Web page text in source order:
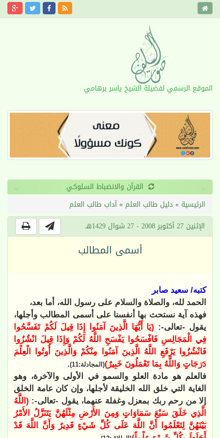
الموقع الرسمي لفضيلة الشيخ ياسر برهامي
القرآن والانضباط السلوكي ‹
›
الرئيسية »دليل طالب العلم »آداب طالب العلم
الإثنين 27 أكتوبر 2008 - 27 شوال 1429هـ
أسمى المطالب
كتبه/ سعيد صابر
الحمد لله، والصلاة والسلام على رسول الله، أما بعد،
فهذه آية نستحث بها أنفسنا على أسمى المطالب وأجلها،
يقول -تعالى-: (يَا أَيُّهَا الَّذِينَ آمَنُوا إِذَا قِيلَ لَكُمْ تَفَسَّحُوا
فِي الْمَجَالِسِ فَافْسَحُوا يَفْسَحِ اللَّهُ لَكُمْ وَإِذَا قِيلَ انْشُزُوا
فَانْشُزُوا يَرْفَعِ اللَّهُ الَّذِينَ آمَنُوا مِنْكُمْ وَالَّذِينَ أُوتُوا الْعِلْمَ
دَرَجَاتٍ وَاللَّهُ بِمَا تَعْمَلُونَ خَبِيرٌ)(المجادلة:11)
.
فالعلم هو مادة العلو والسمو في الأولى والآخرة، وهو
الغاية التي خلق الله الخليقة لأجلها، وإن كان عامة الخلق
إلا من رحم ربك بمعزل وغفلة عنهما، يقول -تعالى-: (اللَّهُ
الَّذِي خَلَقَ سَبْعَ سَمَاوَاتٍ وَمِنَ الأَرْضِ مِثْلَهُنَّ يَتَنَزَّلُ الأَمْرُ
بَيْنَهُنَّ لِتَعْلَمُوا أَنَّ اللَّهَ عَلَى كُلِّ شَيْءٍ قَدِيرٌ وَأَنَّ اللَّهَ قَدْ